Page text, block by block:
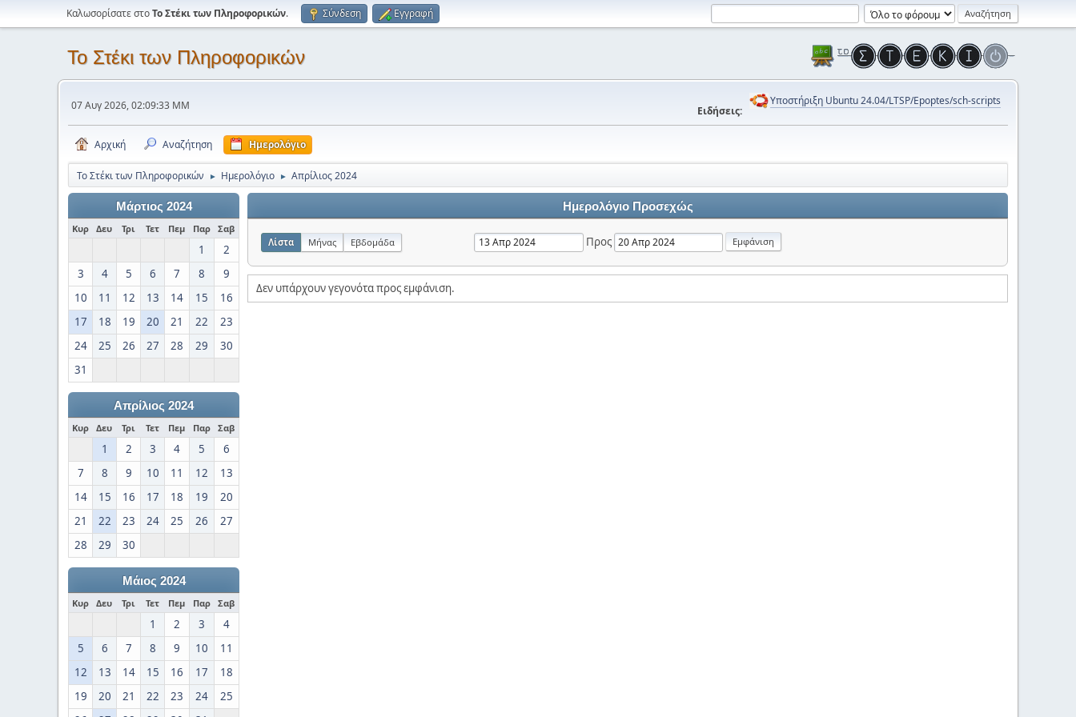
Καλωσορίσατε στοΤο Στέκι των Πληροφορικών. Σύνδεση Εγγραφή
Το Στέκι των Πληροφορικών
07 Αυγ 2026, 02:09:33 ΜΜ Ειδήσεις:
Υποστήριξη Ubuntu 24.04/LTSP/Epoptes/sch-scripts
Αρχική Αναζήτηση Ημερολόγιο
Το Στέκι των Πληροφορικών ► Ημερολόγιο ► Απρίλιος 2024
Μάρτιος 2024
Κυρ Δευ Τρι Τετ Πεμ Παρ Σαβ
1
2
3
4 5 6 7 8
9
10
11 12 13 14 15
16
17
18 19 20 21 22
23
24
25 26 27 28 29
30
31
Απρίλιος 2024
Κυρ Δευ Τρι Τετ Πεμ Παρ Σαβ
1 2 3 4 5
6
7
8 9 10 11 12
13
14
15 16 17 18 19
20
21
22 23 24 25 26
27
28
29 30
Μάιος 2024
Κυρ Δευ Τρι Τετ Πεμ Παρ Σαβ
1 2 3
4
5
6 7 8 9 10
11
12
13 14 15 16 17
18
19
20 21 22 23 24
25
Ημερολόγιο Προσεχώς
Λίστα Μήνας Εβδομάδα Προς
Δεν υπάρχουν γεγονότα προς εμφάνιση.